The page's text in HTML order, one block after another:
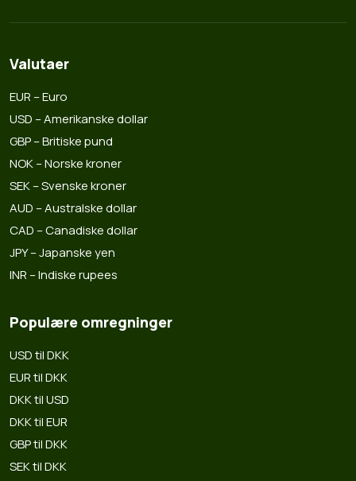
Valutaer
EUR – Euro
USD – Amerikanske dollar
GBP – Britiske pund
NOK – Norske kroner
SEK – Svenske kroner
AUD – Australske dollar
CAD – Canadiske dollar
JPY – Japanske yen
INR – Indiske rupees
Populære omregninger
USD til DKK
EUR til DKK
DKK til USD
DKK til EUR
GBP til DKK
SEK til DKK